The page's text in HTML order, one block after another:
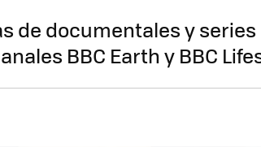
de documentales y
BBC Earth y BBC